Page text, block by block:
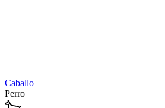
Caballo
Perro